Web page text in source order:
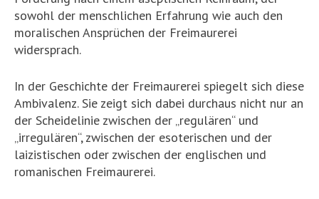
sowohl der menschlichen Erfahrung wie auch den
moralischen Ansprüchen der Freimaurerei
widersprach.
In der Geschichte der Freimaurerei spiegelt sich diese
Ambivalenz. Sie zeigt sich dabei durchaus nicht nur an
der Scheidelinie zwischen der „regulären“ und
„irregulären“, zwischen der esoterischen und der
laizistischen oder zwischen der englischen und
romanischen Freimaurerei.